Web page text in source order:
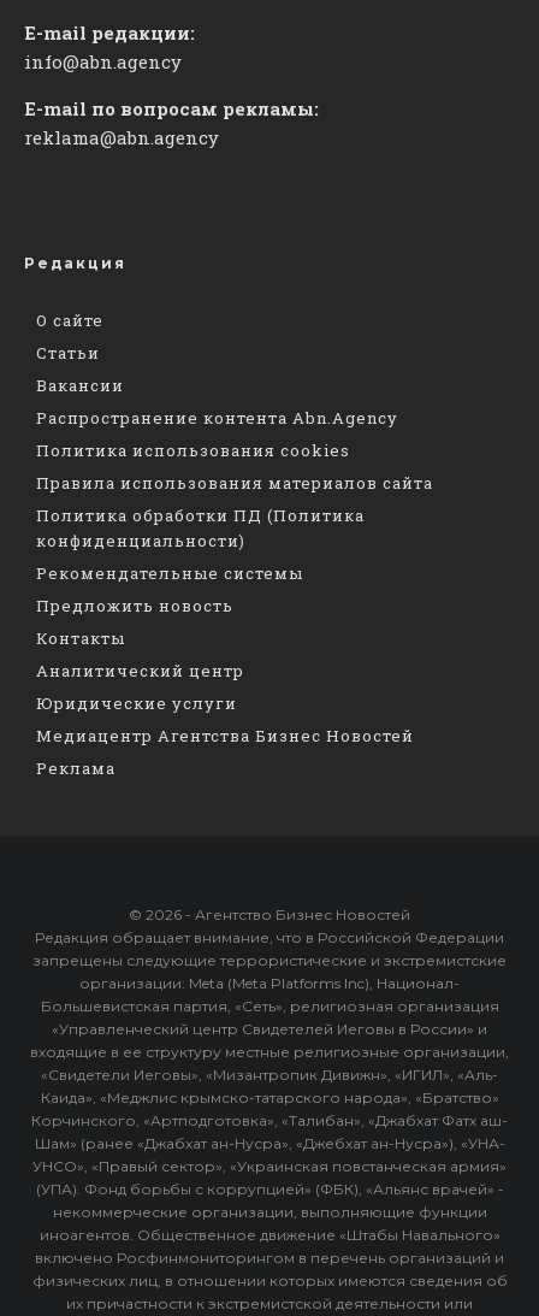
E-mail редакции:
info@abn.agency
E-mail по вопросам рекламы:
reklama@abn.agency
Редакция
О сайте
Статьи
Вакансии
Распространение контента Abn.Agency
Политика использования cookies
Правила использования материалов сайта
Политика обработки ПД (Политика
конфиденциальности)
Рекомендательные системы
Предложить новость
Контакты
Аналитический центр
Юридические услуги
Медиацентр Агентства Бизнес Новостей
Реклама
© 2026 - Агентство Бизнес Новостей
Редакция обращает внимание, что в Российской Федерации
запрещены следующие террористические и экстремистские
организации: Meta (Meta Platforms Inc), Национал-
Большевистская партия, «Сеть», религиозная организация
«Управленческий центр Свидетелей Иеговы в России» и
входящие в ее структуру местные религиозные организации,
«Свидетели Иеговы», «Мизантропик Дивижн», «ИГИЛ», «Аль-
Каида», «Меджлис крымско-татарского народа», «Братство»
Корчинского, «Артподготовка», «Талибан», «Джабхат Фатх аш-
Шам» (ранее «Джабхат ан-Нусра», «Джебхат ан-Нусра»), «УНА-
УНСО», «Правый сектор», «Украинская повстанческая армия»
(УПА). Фонд борьбы с коррупцией» (ФБК), «Альянс врачей» -
некоммерческие организации, выполняющие функции
иноагентов. Общественное движение «Штабы Навального»
включено Росфинмониторингом в перечень организаций и
физических лиц, в отношении которых имеются сведения об
их причастности к экстремистской деятельности или